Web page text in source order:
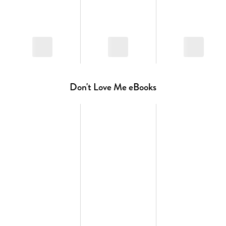
Don't Love Me eBooks